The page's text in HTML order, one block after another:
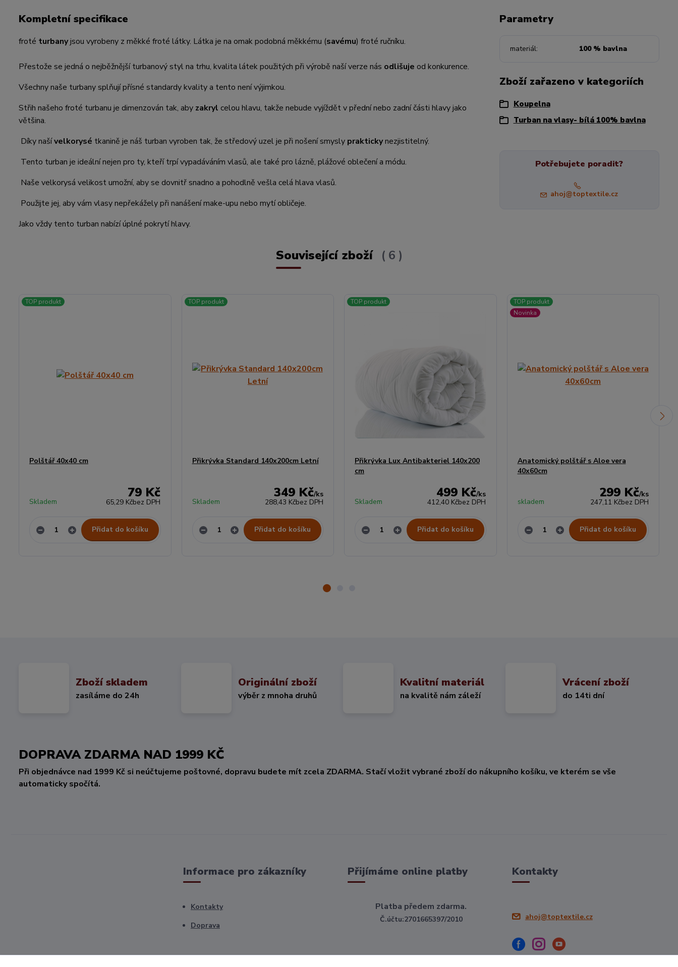
Kompletní specifikace
froté turbanyjsou vyrobeny z měkké froté látky. Látka je na omak podobná měkkému (savému) froté ručníku.
Přestože se jedná o nejběžnější turbanový styl na trhu, kvalita látek použitých při výrobě naší verze nás odlišuje od konkurence.
Všechny naše turbany splňují přísné standardy kvality a tento není výjimkou.
Střih našeho froté turbanu je dimenzován tak, aby zakryl celou hlavu, takže nebude vyjíždět v přední nebo zadní části hlavy jako
většina.
Díky našívelkorysé tkanině je náš turban vyroben tak, že středový uzel je při nošení smysly praktickynezjistitelný.
Tento turban je ideální nejen pro ty, kteří trpí vypadáváním vlasů, ale také pro lázně, plážové oblečení a módu.
Naše velkorysá velikost umožní, aby se dovnitř snadno a pohodlně vešla celá hlava vlasů.
Použijte jej, aby vám vlasy nepřekážely při nanášení make-upu nebo mytí obličeje.
Jako vždy tento turban nabízí úplné pokrytí hlavy.
Parametry
materiál 100 % bavlna
Zboží zařazeno v kategoriích
Koupelna
Turban na vlasy- bílá 100% bavlna
Potřebujete poradit?
ahoj@toptextile.cz
Související zboží 6
TOP produkt
Polštář 40x40 cm
79 Kč
65,29 Kčbez DPH
Skladem
Přidat do košíku
TOP produkt
Přikrývka Standard 140x200cm Letní
349 Kč/ks
288,43 Kčbez DPH
Skladem
Přidat do košíku
TOP produkt
Přikrývka Lux Antibakteriel 140x200
cm
499 Kč/ks
412,40 Kčbez DPH
Skladem
Přidat do košíku
TOP produkt
Novinka
Anatomický polštář s Aloe vera
40x60cm
299 Kč/ks
247,11 Kčbez DPH
skladem
Přidat do košíku
Zboží skladem
zasíláme do 24h
Originální zboží
výběr z mnoha druhů
Kvalitní materiál
na kvalitě nám záleží
Vrácení zboží
do 14ti dní
DOPRAVA ZDARMA NAD 1999 KČ
Při objednávce nad 1999 Kč si neúčtujeme poštovné, dopravu budete mít zcela ZDARMA. Stačí vložit vybrané zboží do nákupního košíku, ve kterém se vše
automaticky spočítá.
Informace pro zákazníky
Kontakty
Doprava
Přijímáme online platby
Platba předem zdarma.
Č.účtu:2701665397/2010
Kontakty
ahoj@toptextile.cz